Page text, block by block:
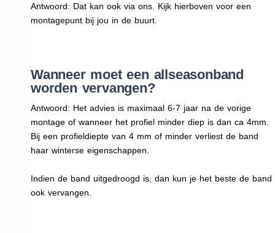
Antwoord: Dat kan ook via ons. Kijk hierboven voor een
montagepunt bij jou in de buurt.
Wanneer moet een allseasonband
worden vervangen?
Antwoord: Het advies is maximaal 6-7 jaar na de vorige
montage of wanneer het profiel minder diep is dan ca 4mm.
Bij een profieldiepte van 4 mm of minder verliest de band
haar winterse eigenschappen.
Indien de band uitgedroogd is, dan kun je het beste de band
ook vervangen.